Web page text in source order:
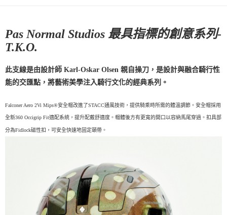
每筆NT$170
Pas Normal Studios 最具指標的創意系列-
T.K.O.
此支線是由設計師 Karl-Oskar Olsen 親自操刀，是設計與融合騎行性
能的交匯點，將藝術美學注入騎行文化的經典系列。
Falconer Aero 2Vi Mips®安全帽改進了STACC通風技術，提供騎乘時所需的體溫調節。安全帽採用
全新360 Occigrip Fit適配系統，提升配戴舒適度。帽體後方有更寬的開口以容納馬尾穿過。扣具部
分為Fidlock磁性扣，可安全快速地固定頤帶。